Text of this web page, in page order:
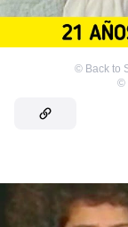
© Back to
©